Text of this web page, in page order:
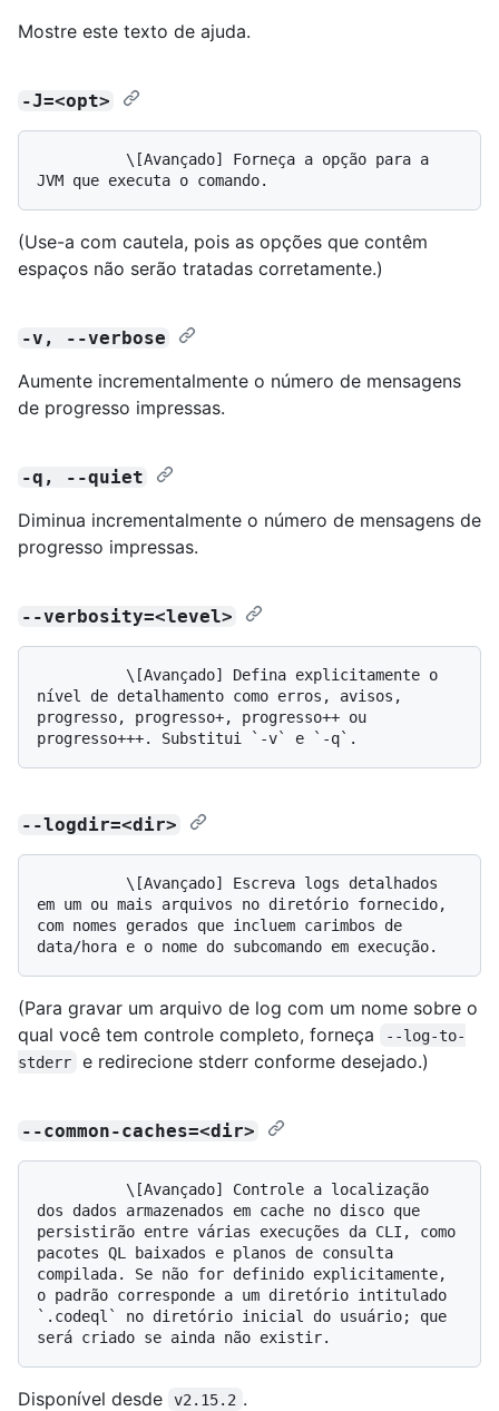
Mostre este texto de ajuda.
-J=<opt>
(Use-a com cautela, pois as opções que contêm
espaços não serão tratadas corretamente.)
-v, --verbose
Aumente incrementalmente o número de mensagens
de progresso impressas.
-q, --quiet
Diminua incrementalmente o número de mensagens de
progresso impressas.
--verbosity=<level>
nível de detalhamento como erros, avisos,
progresso, progresso+, progresso++ ou
--logdir=<dir>
em um ou mais arquivos no diretório fornecido,
com nomes gerados que incluem carimbos de
(Para gravar um arquivo de log com um nome sobre o
qual você tem controle completo, forneça
--log-to-
stderr
e redirecione stderr conforme desejado.)
--common-caches=<dir>
dos dados armazenados em cache no disco que
persistirão entre várias execuções da CLI, como
pacotes QL baixados e planos de consulta
compilada. Se não for definido explicitamente,
o padrão corresponde a um diretório intitulado
`.codeql` no diretório inicial do usuário; que
Disponível desde v2.15.2 .